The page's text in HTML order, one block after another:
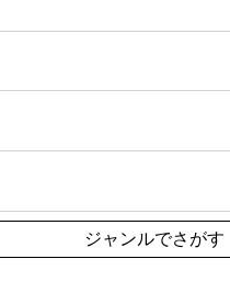
ジャンルでさがす